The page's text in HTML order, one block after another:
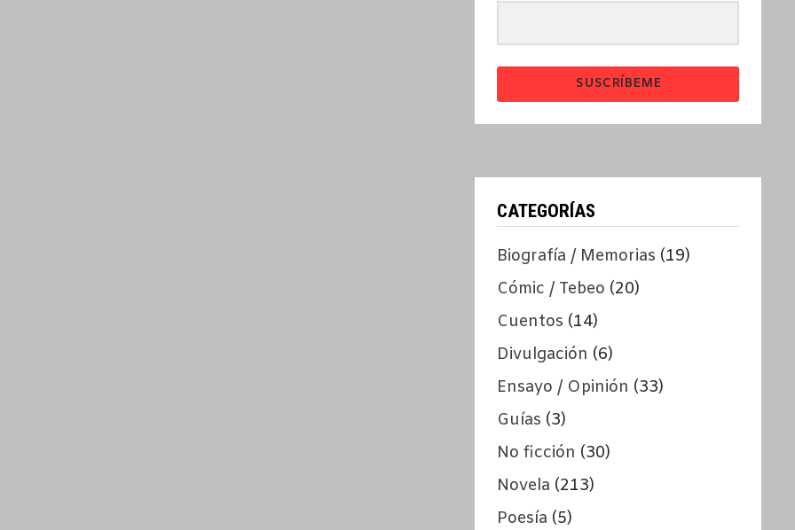
SUSCRÍBEME
CATEGORÍAS
Biografía / Memorias (19)
Cómic / Tebeo (20)
Cuentos (14)
Divulgación (6)
Ensayo / Opinión (33)
Guías (3)
No ficción (30)
Novela (213)
Poesía (5)